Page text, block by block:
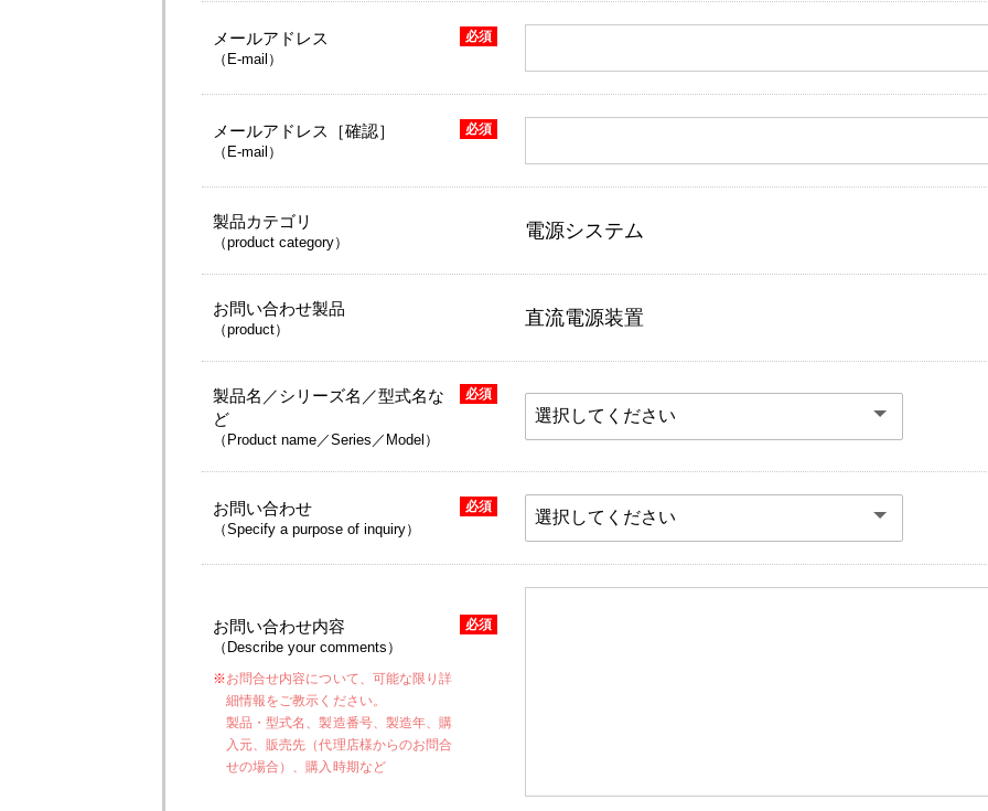
メールアドレス
（E-mail）
必須
メールアドレス［確認］
（E-mail）
必須
製品カテゴリ
（product category）
電源システム
お問い合わせ製品
（product）
直流電源装置
製品名／シリーズ名／型式名な
ど
（Product name／Series／Model）
必須
お問い合わせ
（Specify a purpose of inquiry）
必須
お問い合わせ内容
（Describe your comments）
お問合せ内容について、可能な限り詳
細情報をご教示ください。
製品・型式名、製造番号、製造年、購
入元、販売先（代理店様からのお問合
せの場合）、購入時期など
必須